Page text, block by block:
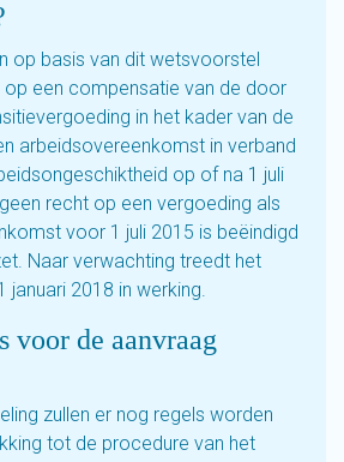
op basis van dit wetsvoorstel
op een compensatie van de door
in het kader van de
arbeidsovereenkomst in verband
op of na 1 juli
recht op een vergoeding als
voor 1 juli 2015 is beëindigd
Naar verwachting treedt het
2018 in werking.
voor de aanvraag
zullen er nog regels worden
tot de procedure van het